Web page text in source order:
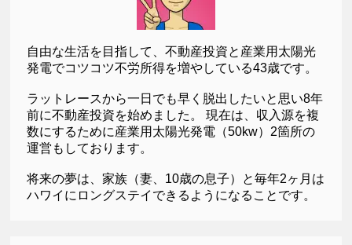
自由な生活を目指して、不動産投資と産業用太陽光
発電でコツコツ不労所得を増やしている43歳です。
ラットレースから一日でも早く脱出したいと思い8年
前に不動産投資を始めました。 現在は、収入源を複
数にするために産業用太陽光発電（50kw）2箇所の
運営もしております。
将来の夢は、家族（妻、10歳の息子）と毎年2ヶ月は
ハワイにロングステイできるようになることです。